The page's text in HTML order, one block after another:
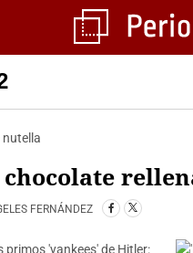
chocolate
FERNÁNDEZ